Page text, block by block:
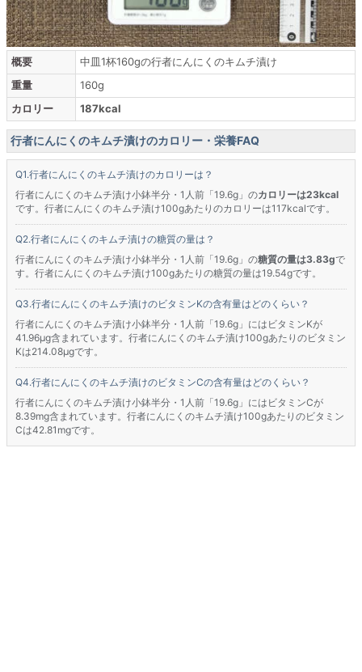
概要
中皿1杯160gの行者にんにくのキムチ漬け
重量
160g
カロリー
187kcal
行者にんにくのキムチ漬けのカロリー・栄養FAQ
行者にんにくのキムチ漬けのカロリーは？
行者にんにくのキムチ漬け小鉢半分・1人前「19.6g」のカロリーは23kcal
です。行者にんにくのキムチ漬け100gあたりのカロリーは117kcalです。
行者にんにくのキムチ漬けの糖質の量は？
行者にんにくのキムチ漬け小鉢半分・1人前「19.6g」の糖質の量は3.83gで
す。行者にんにくのキムチ漬け100gあたりの糖質の量は19.54gです。
行者にんにくのキムチ漬けのビタミンKの含有量はどのくらい？
行者にんにくのキムチ漬け小鉢半分・1人前「19.6g」にはビタミンKが
41.96μg含まれています。行者にんにくのキムチ漬け100gあたりのビタミン
Kは214.08μgです。
行者にんにくのキムチ漬けのビタミンCの含有量はどのくらい？
行者にんにくのキムチ漬け小鉢半分・1人前「19.6g」にはビタミンCが
8.39mg含まれています。行者にんにくのキムチ漬け100gあたりのビタミン
Cは42.81mgです。